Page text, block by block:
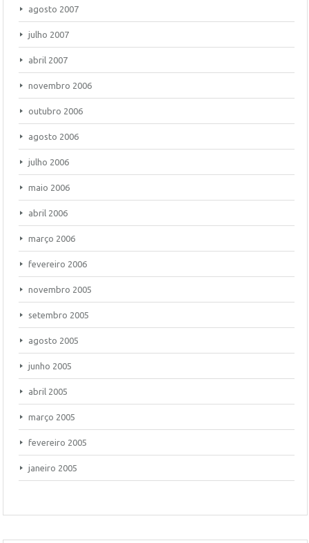
agosto 2007
julho 2007
abril 2007
novembro 2006
outubro 2006
agosto 2006
julho 2006
maio 2006
abril 2006
março 2006
fevereiro 2006
novembro 2005
setembro 2005
agosto 2005
junho 2005
abril 2005
março 2005
fevereiro 2005
janeiro 2005